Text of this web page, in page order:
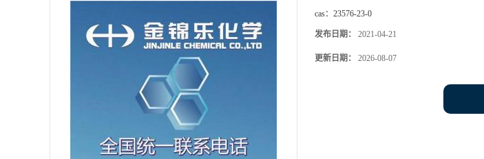
cas： 23576-23-0
发布日期： 2021-04-21
更新日期： 2026-08-07